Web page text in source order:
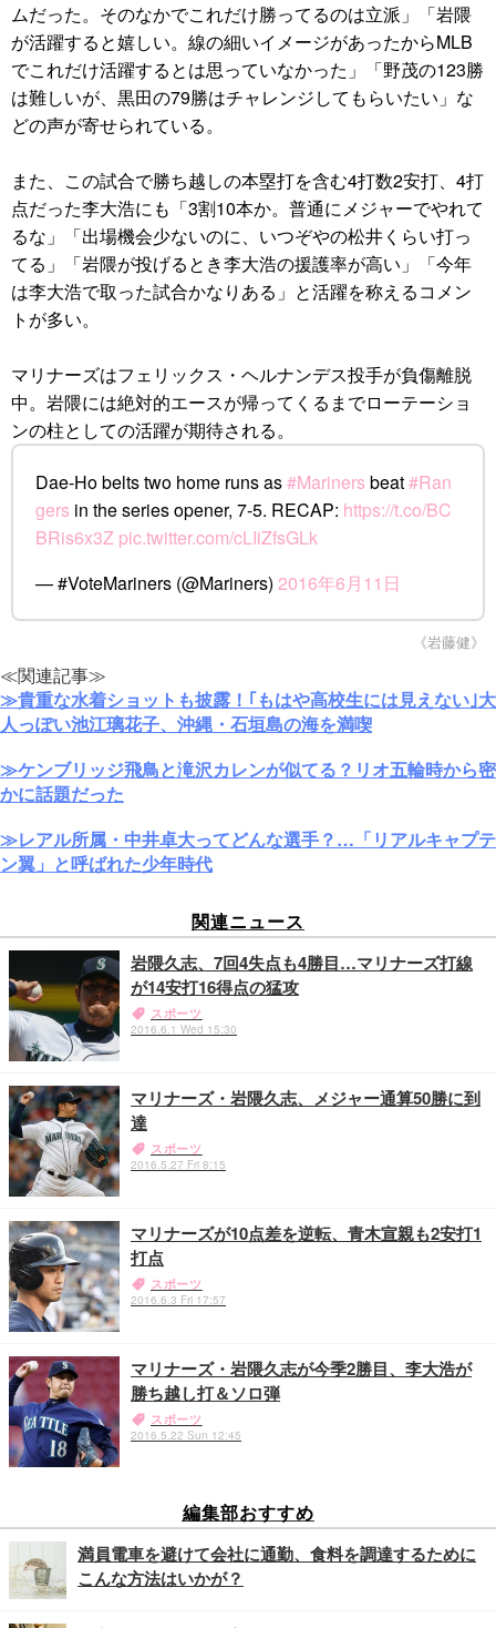
ムだった。そのなかでこれだけ勝ってるのは立派」「岩隈
が活躍すると嬉しい。線の細いイメージがあったからMLB
でこれだけ活躍するとは思っていなかった」「野茂の123勝
は難しいが、黒田の79勝はチャレンジしてもらいたい」な
どの声が寄せられている。
また、この試合で勝ち越しの本塁打を含む4打数2安打、4打
点だった李大浩にも「3割10本か。普通にメジャーでやれて
るな」「出場機会少ないのに、いつぞやの松井くらい打っ
てる」「岩隈が投げるとき李大浩の援護率が高い」「今年
は李大浩で取った試合かなりある」と活躍を称えるコメン
トが多い。
マリナーズはフェリックス・ヘルナンデス投手が負傷離脱
中。岩隈には絶対的エースが帰ってくるまでローテーショ
ンの柱としての活躍が期待される。
Dae-Ho belts two home runs as#Marinersbeat#Ran
gers in the series opener, 7-5. RECAP: https://t.co/BC
BRis6x3Z pic.twitter.com/cLIiZfsGLk
— #VoteMariners (@Mariners) 2016年6月11日
《岩藤健》
≪関連記事≫
≫貴重な水着ショットも披露！｢もはや高校生には見えない｣大
人っぽい池江璃花子、沖縄・石垣島の海を満喫
≫ケンブリッジ飛鳥と滝沢カレンが似てる？リオ五輪時から密
かに話題だった
≫レアル所属・中井卓大ってどんな選手？…「リアルキャプテ
ン翼」と呼ばれた少年時代
関連ニュース
岩隈久志、7回4失点も4勝目…マリナーズ打線
が14安打16得点の猛攻
スポーツ
2016.6.1 Wed 15:30
マリナーズ・岩隈久志、メジャー通算50勝に到
達
スポーツ
2016.5.27 Fri 8:15
マリナーズが10点差を逆転、青木宣親も2安打1
打点
スポーツ
2016.6.3 Fri 17:57
マリナーズ・岩隈久志が今季2勝目、李大浩が
勝ち越し打＆ソロ弾
スポーツ
2016.5.22 Sun 12:45
編集部おすすめ
満員電車を避けて会社に通勤、食料を調達するために
こんな方法はいかが？